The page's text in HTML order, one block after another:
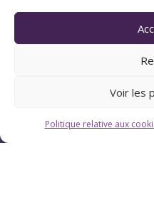
Voir les
Politique relative aux
Du lundi au
Le